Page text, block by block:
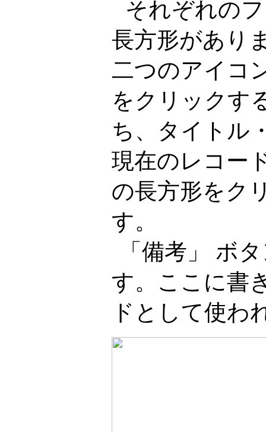
それぞれの
長方形があり
二つのアイコ
をクリックす
ち、タイトル
現在のレコー
の長方形をク
す。
「備考」 ボ
す。ここに書
ドとして使わ